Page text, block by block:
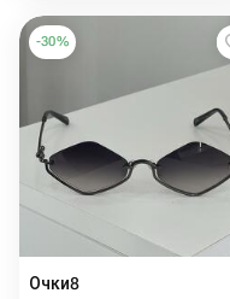
-30%
Очки8